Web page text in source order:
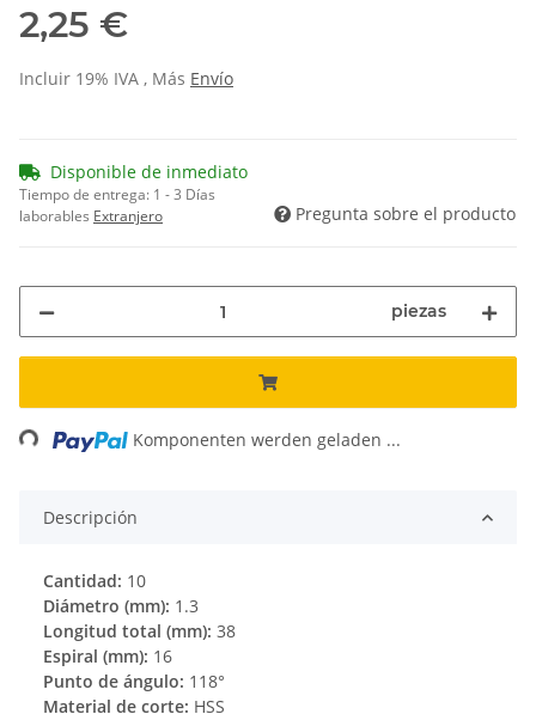
2,25 €
Incluir 19% IVA , Más Envío
Disponible de inmediato
Tiempo de entrega: 1 - 3 Días
laborables Extranjero Pregunta sobre el producto
piezas
Komponenten werden geladen ...
Descripción
Cantidad: 10
Diámetro (mm): 1.3
Longitud total (mm): 38
Espiral (mm): 16
Punto de ángulo: 118°
Material de corte: HSS